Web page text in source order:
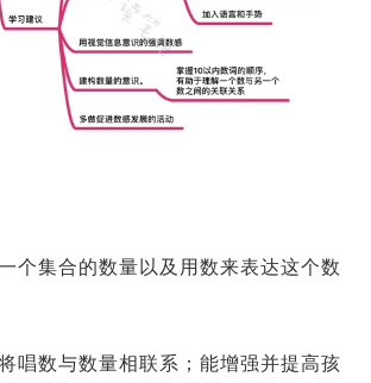
个集合的数量以及用数来表达这个数
唱数与数量相联系；能增强并提高孩